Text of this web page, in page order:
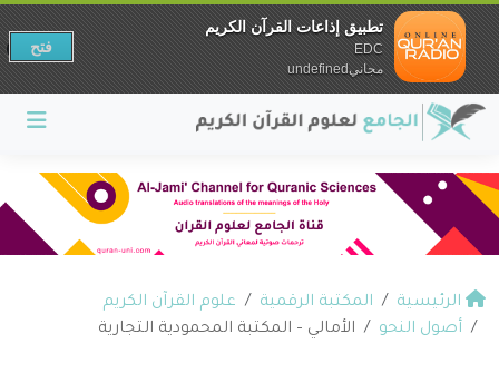
الرئيسية المكتبة الرقمية
علوم القرآن الكريم
أصول النحو
الأمالي – المكتبة المحمودية التجارية
تطبيق إذاعات القرآن الكريم
EDC
مجانيundefined
فتح